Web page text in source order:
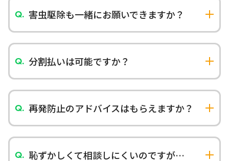
い車両での搬出や時間調整も行います。
害虫駆除も一緒にお願いできますか？
提携業者と連携して害虫駆除も対応可能です。専
用薬剤を使用して徹底駆除いたします（別途料金
が発生いたします）。
分割払いは可能ですか？
大規模な作業の場合は分割払いも承ります。生活
保護を受給されている方のご相談にも対応可能で
す。事前にご相談ください。
再発防止のアドバイスはもらえますか？
作業完了後、整理整頓のコツや維持方法について
アドバイスいたします。必要に応じて定期的なサ
ポートサービスもご提案いたします。
恥ずかしくて相談しにくいのですが…